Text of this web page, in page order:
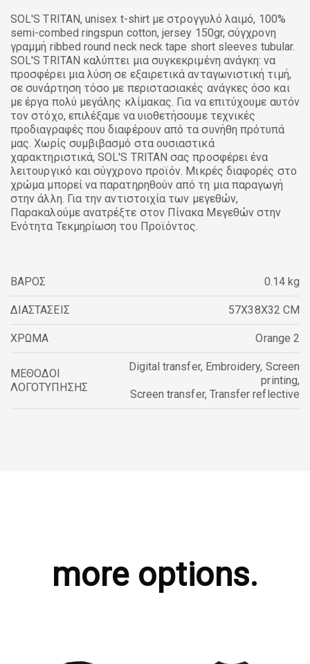
SOL'S TRITAN, unisex t-shirt με στρογγυλό λαιμό, 100%
semi-combed ringspun cotton, jersey 150gr, σύγχρονη
γραμμή ribbed round neck neck tape short sleeves tubular.
SOL'S TRITAN καλύπτει μια συγκεκριμένη ανάγκη: να
προσφέρει μια λύση σε εξαιρετικά ανταγωνιστική τιμή,
σε συνάρτηση τόσο με περιστασιακές ανάγκες όσο και
με έργα πολύ μεγάλης κλίμακας. Για να επιτύχουμε αυτόν
τον στόχο, επιλέξαμε να υιοθετήσουμε τεχνικές
προδιαγραφές που διαφέρουν από τα συνήθη πρότυπά
μας. Χωρίς συμβιβασμό στα ουσιαστικά
χαρακτηριστικά, SOL'S TRITAN σας προσφέρει ένα
λειτουργικό και σύγχρονο προϊόν. Μικρές διαφορές στο
χρώμα μπορεί να παρατηρηθούν από τη μια παραγωγή
στην άλλη. Για την αντιστοιχία των μεγεθών,
Παρακαλούμε ανατρέξτε στον Πίνακα Μεγεθών στην
Ενότητα Τεκμηρίωση του Προϊόντος.
ΒΑΡΟΣ 0.14 kg
ΔΙΑΣΤΑΣΕΙΣ 57X38X32 CM
ΧΡΩΜΑ Orange 2
ΜΕΘΟΔΟΙ
ΛΟΓΟΤΥΠΗΣΗΣ
Digital transfer, Embroidery, Screen
printing,
Screen transfer, Transfer reflective
more options.